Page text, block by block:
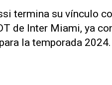
termina su vínculo
de Inter Miami, ya
la temporada 2024.